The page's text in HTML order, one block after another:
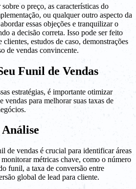
o preço, as características do
ou qualquer outro aspecto da
essas objeções e tranquilizar o
a decisão correta. Isso pode ser feito
clientes, estudos de caso, demonstrações
de vendas convincente.
Funil de Vendas
estratégias, é importante otimizar
vendas para melhorar suas taxas de
de vendas é crucial para identificar áreas
métricas chave, como o número
funil, a taxa de conversão entre
global de lead para cliente.